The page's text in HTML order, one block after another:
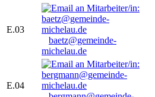
E.03
baetz@gemeinde-
michelau.de
E.04